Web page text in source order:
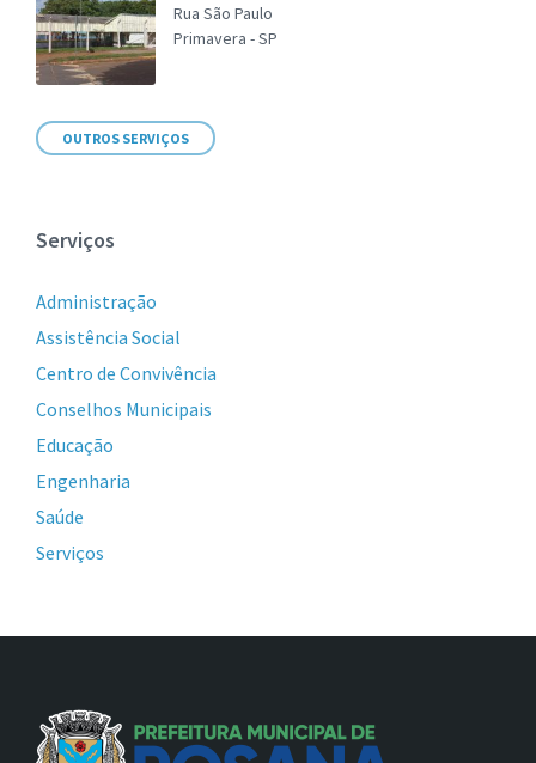
Rua São Paulo
Primavera - SP
OUTROS SERVIÇOS
Serviços
Administração
Assistência Social
Centro de Convivência
Conselhos Municipais
Educação
Engenharia
Saúde
Serviços